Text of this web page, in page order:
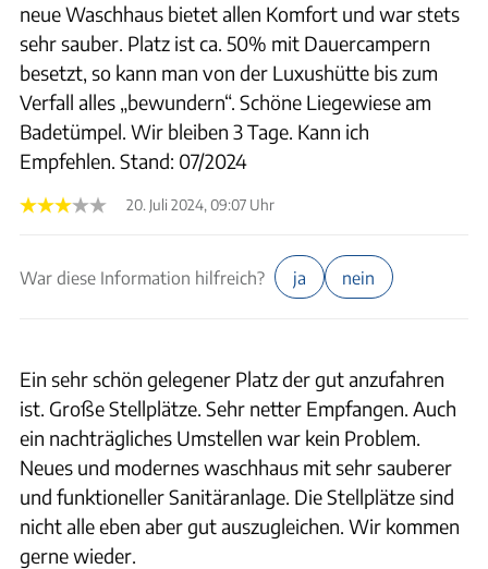
neue Waschhaus bietet allen Komfort und war stets
sehr sauber. Platz ist ca. 50% mit Dauercampern
besetzt, so kann man von der Luxushütte bis zum
Verfall alles „bewundern“. Schöne Liegewiese am
Badetümpel. Wir bleiben 3 Tage. Kann ich
Empfehlen. Stand: 07/2024
20. Juli 2024, 09:07 Uhr
War diese Information hilfreich? ja nein
Ein sehr schön gelegener Platz der gut anzufahren
ist. Große Stellplätze. Sehr netter Empfangen. Auch
ein nachträgliches Umstellen war kein Problem.
Neues und modernes waschhaus mit sehr sauberer
und funktioneller Sanitäranlage. Die Stellplätze sind
nicht alle eben aber gut auszugleichen. Wir kommen
gerne wieder.